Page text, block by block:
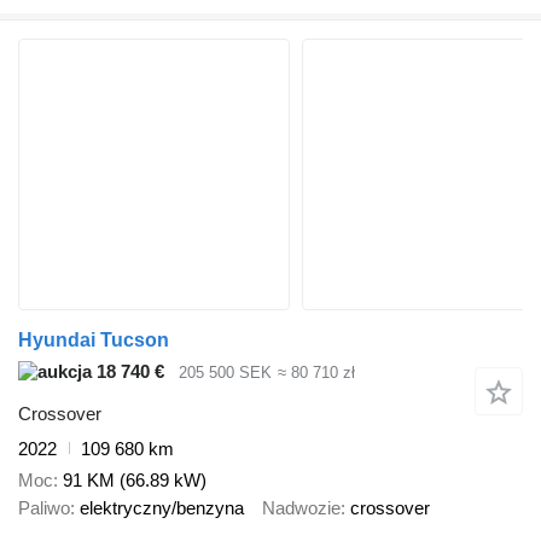
Hyundai Tucson
18 740 €
205 500 SEK ≈ 80 710 zł
Crossover
2022
109 680 km
Moc 91 KM (66.89 kW)
Paliwo elektryczny/benzyna Nadwozie crossover